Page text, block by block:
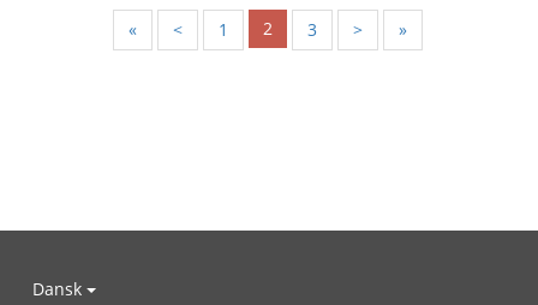
« < 1 2 3 > »
Dansk